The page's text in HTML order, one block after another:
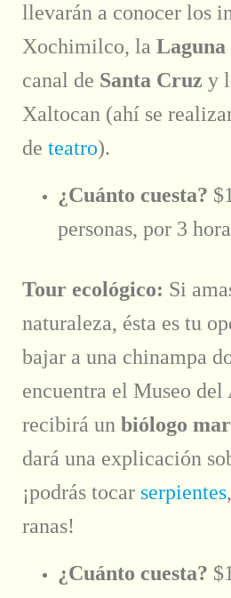
llevarán a conocer los
Xochimilco, la Laguna
canal de Santa Cruz y
Xaltocan (ahí se
de teatro).
¿Cuánto cuesta?
personas, por 3
Tour ecológico: Si
naturaleza, ésta es tu
bajar a una chinampa
encuentra el Museo
recibirá un biólogo
dará una explicación
¡podrás tocar serpientes
ranas!
¿Cuánto cuesta?